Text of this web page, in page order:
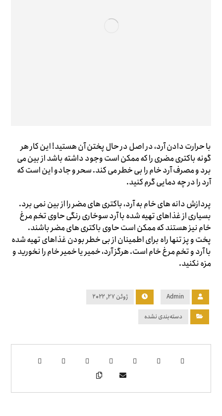
با حرارت دادن آرد، در اصل در حال پختن آن هستید! این کار هر
گونه باکتری مضری را که ممکن است وجود داشته باشد از بین می
برد و مصرف آرد خام را بی خطر می کند. سحر و جادو این است که
آرد را در چه دمایی گرم کنید.
پردازش دانه های خام به آرد، باکتری های مضر را از بین نمی برد.
بسیاری از غذاهای تهیه شده با آرد سوخاری رنگی حاوی تخم مرغ
خام نیز هستند که ممکن است حاوی باکتری های مضر باشند.
پخت و پز تنها راه برای اطمینان از بی خطر بودن غذاهای تهیه شده
با آرد و تخم مرغ خام است. هرگز آرد، خمیر یا خمیر خام را نخورید و
مزه نکنید.
Admin ژوئن ۲۷, ۲۰۲۲
دسته‌بندی نشده